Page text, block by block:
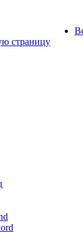
страницу